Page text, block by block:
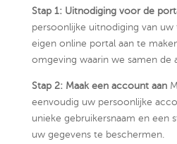
Stap 1: Uitnodiging voor de
persoonlijke uitnodiging van
eigen online portal aan te
omgeving waarin we samen de
Stap 2: Maak een account aan
eenvoudig uw persoonlijke
unieke gebruikersnaam en een
uw gegevens te beschermen.